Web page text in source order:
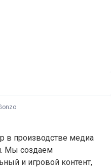
в производстве медиа
Мы создаем
и игровой контент,